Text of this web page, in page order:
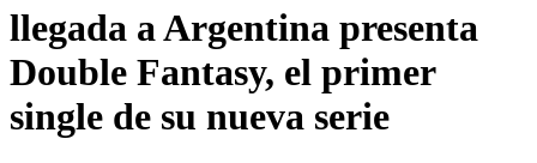
llegada a Argentina presenta
Double Fantasy, el primer
single de su nueva serie